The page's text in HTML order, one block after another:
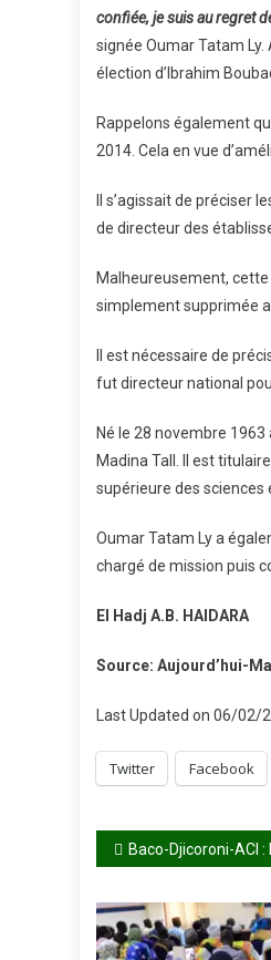
confiée, je suis au regret
signée Oumar Tatam
élection d’Ibrahim
Rappelons également
2014. Cela en vue
Il s’agissait de préciser
de directeur des
Malheureusement,
simplement supprimée
Il est nécessaire de
fut directeur national
Né le 28 novembre
Madina Tall. Il est
supérieure des sciences
Oumar Tatam Ly a
chargé de mission puis
El Hadj A.B. HAIDARA
Source: Aujourd’hui-
Last Updated on 06/02/
Twitter Facebook
Navigation
de
l’article
Baco-Djicoroni-ACI : Deux ex-amis se battent sur les décombres d’une maison estimée à 400